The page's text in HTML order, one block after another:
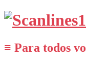
≡ Para todos